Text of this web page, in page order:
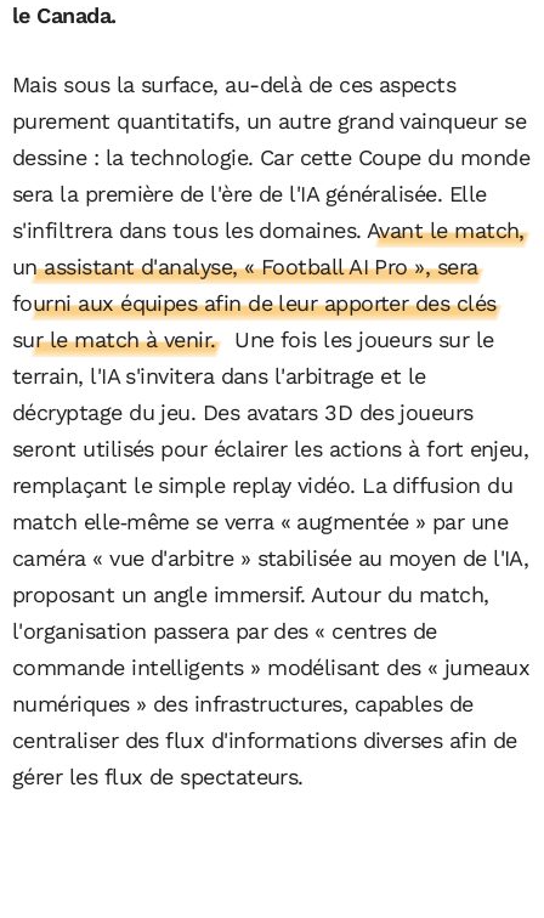
le Canada.
Mais sous la surface, au-delà de ces aspects
purement quantitatifs, un autre grand vainqueur se
dessine : la technologie. Car cette Coupe du monde
sera la première de l'ère de l'IA généralisée. Elle
s'infiltrera dans tous les domaines. Avant le match,
un assistant d'analyse, « Football AI Pro », sera
fourni aux équipes afin de leur apporter des clés
sur le match à venir.
Une fois les joueurs sur le
terrain, l'IA s'invitera dans l'arbitrage et le
décryptage du jeu. Des avatars 3D des joueurs
seront utilisés pour éclairer les actions à fort enjeu,
remplaçant le simple replay vidéo. La diffusion du
match elle‑même se verra « augmentée » par une
caméra « vue d'arbitre » stabilisée au moyen de l'IA,
proposant un angle immersif. Autour du match,
l'organisation passera par des « centres de
commande intelligents » modélisant des « jumeaux
numériques » des infrastructures, capables de
centraliser des flux d'informations diverses afin de
gérer les flux de spectateurs.